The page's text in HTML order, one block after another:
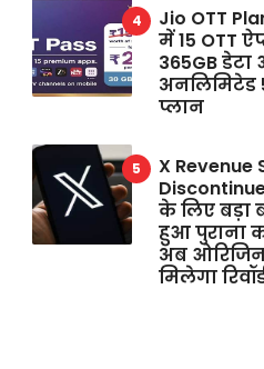
Jio OTT
में 15 OTT
365GB
अनलिमिटेड
प्लान
X Revenue
के लिए बड़ा
हुआ पुराना
अब
मिलेगा